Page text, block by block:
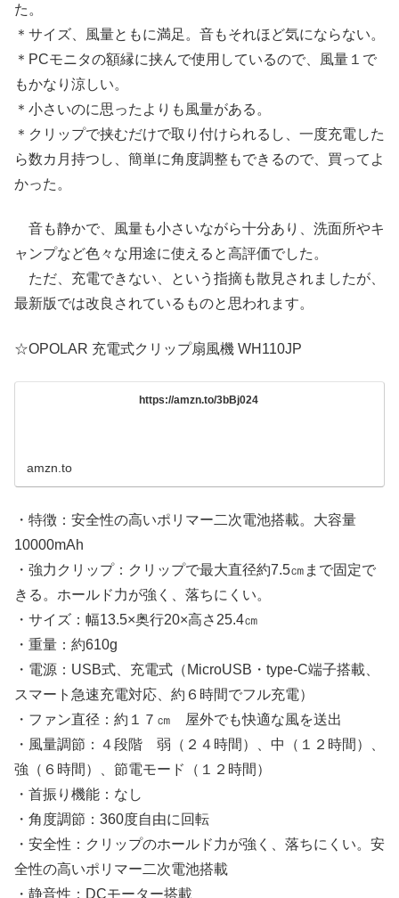
た。
＊サイズ、風量ともに満足。音もそれほど気にならない。
＊PCモニタの額縁に挟んで使用しているので、風量１で
もかなり涼しい。
＊小さいのに思ったよりも風量がある。
＊クリップで挟むだけで取り付けられるし、一度充電した
ら数カ月持つし、簡単に角度調整もできるので、買ってよ
かった。
音も静かで、風量も小さいながら十分あり、洗面所やキ
ャンプなど色々な用途に使えると高評価でした。
ただ、充電できない、という指摘も散見されましたが、
最新版では改良されているものと思われます。
☆OPOLAR 充電式クリップ扇風機 WH110JP
https://amzn.to/3bBj024
amzn.to
・特徴：安全性の高いポリマー二次電池搭載。大容量
10000mAh
・強力クリップ：クリップで最大直径約7.5㎝まで固定で
きる。ホールド力が強く、落ちにくい。
・サイズ：幅13.5×奥行20×高さ25.4㎝
・重量：約610g
・電源：USB式、充電式（MicroUSB・type-C端子搭載、
スマート急速充電対応、約６時間でフル充電）
・ファン直径：約１７㎝ 屋外でも快適な風を送出
・風量調節：４段階 弱（２４時間）、中（１２時間）、
強（６時間）、節電モード（１２時間）
・首振り機能：なし
・角度調節：360度自由に回転
・安全性：クリップのホールド力が強く、落ちにくい。安
全性の高いポリマー二次電池搭載
・静音性：DCモーター搭載